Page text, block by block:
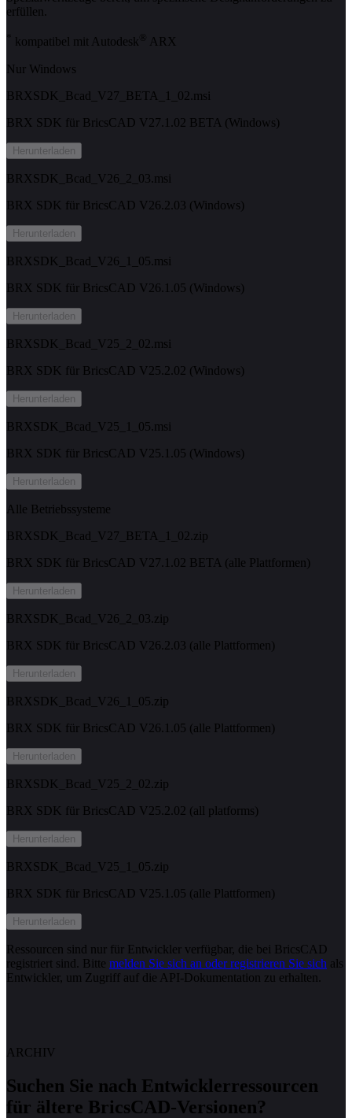
erfüllen.
* kompatibel mit Autodesk ® ARX
Nur Windows
BRXSDK_Bcad_V27_BETA_1_02.msi
BRX SDK für BricsCAD V27.1.02 BETA (Windows)
Herunterladen
BRXSDK_Bcad_V26_2_03.msi
BRX SDK für BricsCAD V26.2.03 (Windows)
Herunterladen
BRXSDK_Bcad_V26_1_05.msi
BRX SDK für BricsCAD V26.1.05 (Windows)
Herunterladen
BRXSDK_Bcad_V25_2_02.msi
BRX SDK für BricsCAD V25.2.02 (Windows)
Herunterladen
BRXSDK_Bcad_V25_1_05.msi
BRX SDK für BricsCAD V25.1.05 (Windows)
Herunterladen
Alle Betriebssysteme
BRXSDK_Bcad_V27_BETA_1_02.zip
BRX SDK für BricsCAD V27.1.02 BETA (alle Plattformen)
Herunterladen
BRXSDK_Bcad_V26_2_03.zip
BRX SDK für BricsCAD V26.2.03 (alle Plattformen)
Herunterladen
BRXSDK_Bcad_V26_1_05.zip
BRX SDK für BricsCAD V26.1.05 (alle Plattformen)
Herunterladen
BRXSDK_Bcad_V25_2_02.zip
BRX SDK für BricsCAD V25.2.02 (all platforms)
Herunterladen
BRXSDK_Bcad_V25_1_05.zip
BRX SDK für BricsCAD V25.1.05 (alle Plattformen)
Herunterladen
Ressourcen sind nur für Entwickler verfügbar, die bei BricsCAD
registriert sind. Bitte melden Sie sich an oder registrieren Sie sich als
Entwickler, um Zugriff auf die API-Dokumentation zu erhalten.
ARCHIV
Suchen Sie nach Entwicklerressourcen
für ältere BricsCAD-Versionen?